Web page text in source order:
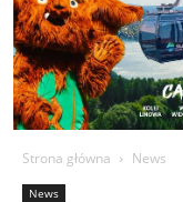
Strona główna News
News